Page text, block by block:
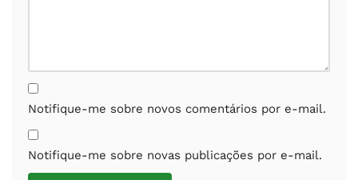
Notifique-me sobre novos comentários por e-mail.
Notifique-me sobre novas publicações por e-mail.